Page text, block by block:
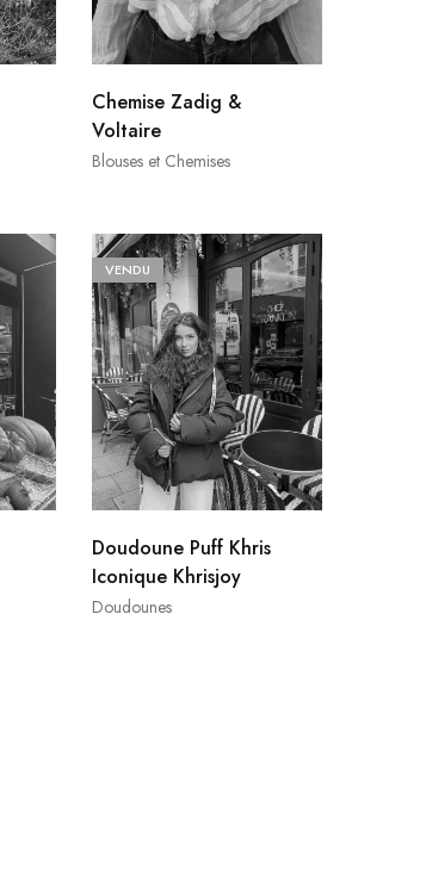
Blouses et Chemises
Chemise Zadig &
Voltaire
VENDU
Doudounes
Doudoune Puff Khris
Iconique Khrisjoy